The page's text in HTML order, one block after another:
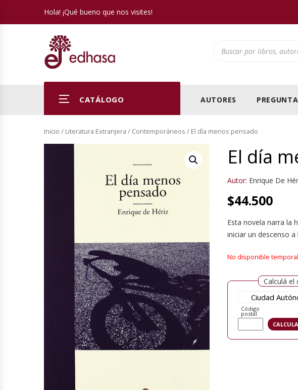
Hola! ¡Qué bueno que nos visites!
CATÁLOGO AUTORES
Inicio / Literatura Extranjera / Contemporáneos / El día menos pensado
El día
Autor: Enrique De
$44.500
Esta novela narra la
iniciar un descenso
No disponible
Calculá el
Código
postal